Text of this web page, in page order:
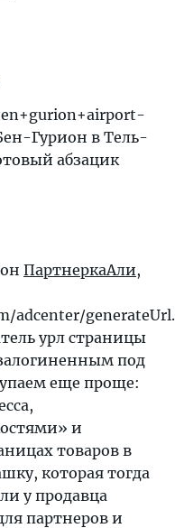
Гурион в Тель-
абзацик
ПартнеркаАли,
adcenter/
урл страницы
под
еще проще:
и
товаров в
которая тогда
у продавца
партнеров и